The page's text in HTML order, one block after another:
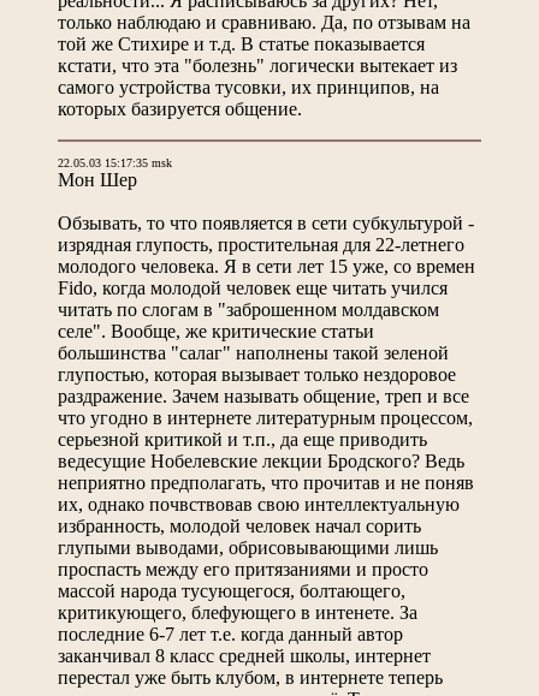
только наблюдаю и сравниваю. Да, по отзывам на
той же Стихире и т.д. В статье показывается
кстати, что эта "болезнь" логически вытекает из
самого устройства тусовки, их принципов, на
которых базируется общение.
22.05.03 15:17:35 msk
Мон Шер
Обзывать, то что появляется в сети субкультурой -
изрядная глупость, простительная для 22-летнего
молодого человека. Я в сети лет 15 уже, со времен
Fido, когда молодой человек еще читать учился
читать по слогам в "заброшенном молдавском
селе". Вообще, же критические статьи
большинства "салаг" наполнены такой зеленой
глупостью, которая вызывает только нездоровое
раздражение. Зачем называть общение, треп и все
что угодно в интернете литературным процессом,
серьезной критикой и т.п., да еще приводить
ведесущие Нобелевские лекции Бродского? Ведь
неприятно предполагать, что прочитав и не поняв
их, однако почвствовав свою интеллектуальную
избранность, молодой человек начал сорить
глупыми выводами, обрисовывающими лишь
проспасть между его притязаниями и просто
массой народа тусующегося, болтающего,
критикующего, блефующего в интенете. За
последние 6-7 лет т.е. когда данный автор
заканчивал 8 класс средней школы, интернет
перестал уже быть клубом, в интернете теперь